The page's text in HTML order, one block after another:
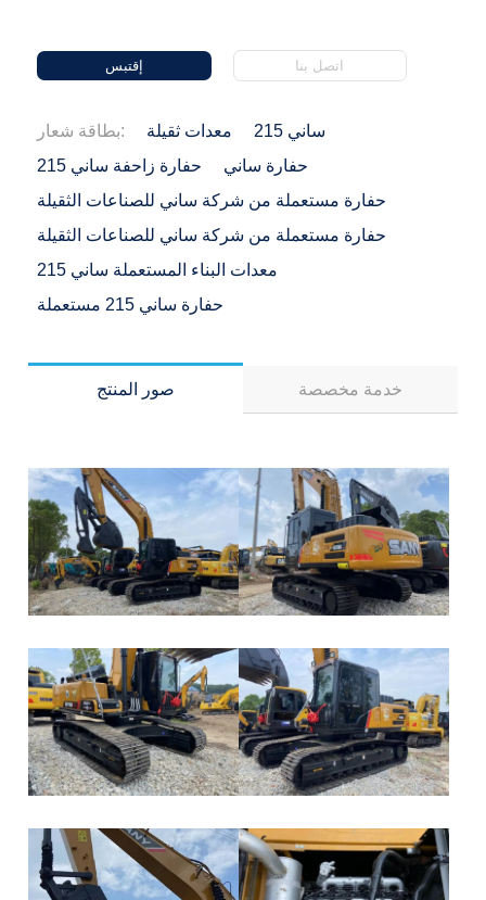
إقتبس اتصل بنا
بطاقة شعار: معدات ثقيلة
ساني 215
حفارة زاحفة ساني 215
حفارة ساني
حفارة مستعملة من شركة ساني للصناعات الثقيلة
حفارة مستعملة من شركة ساني للصناعات الثقيلة
معدات البناء المستعملة ساني 215
حفارة ساني 215 مستعملة
صور المنتج خدمة مخصصة